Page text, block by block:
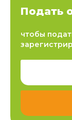
Подать
чтобы